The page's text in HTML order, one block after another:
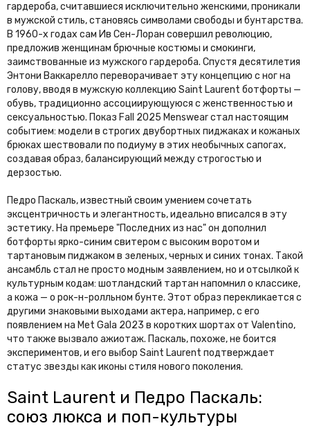
гардероба, считавшиеся исключительно женскими, проникали
в мужской стиль, становясь символами свободы и бунтарства.
В 1960-х годах сам Ив Сен-Лоран совершил революцию,
предложив женщинам брючные костюмы и смокинги,
заимствованные из мужского гардероба. Спустя десятилетия
Энтони Ваккарелло переворачивает эту концепцию с ног на
голову, вводя в мужскую коллекцию Saint Laurent ботфорты —
обувь, традиционно ассоциирующуюся с женственностью и
сексуальностью. Показ Fall 2025 Menswear стал настоящим
событием: модели в строгих двубортных пиджаках и кожаных
брюках шествовали по подиуму в этих необычных сапогах,
создавая образ, балансирующий между строгостью и
дерзостью.
Педро Паскаль, известный своим умением сочетать
эксцентричность и элегантность, идеально вписался в эту
эстетику. На премьере "Последних из нас" он дополнил
ботфорты ярко-синим свитером с высоким воротом и
тартановым пиджаком в зеленых, черных и синих тонах. Такой
ансамбль стал не просто модным заявлением, но и отсылкой к
культурным кодам: шотландский тартан напомнил о классике,
а кожа — о рок-н-ролльном бунте. Этот образ перекликается с
другими знаковыми выходами актера, например, с его
появлением на Met Gala 2023 в коротких шортах от Valentino,
что также вызвало ажиотаж. Паскаль, похоже, не боится
экспериментов, и его выбор Saint Laurent подтверждает
статус звезды как иконы стиля нового поколения.
Saint Laurent и Педро Паскаль:
союз люкса и поп-культуры